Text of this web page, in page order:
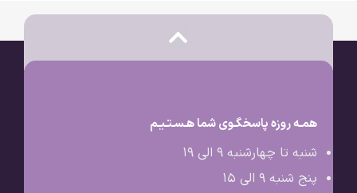
همـه روزه پاسخگـوی شما هـسـتـیـم
شنبه تا چهارشنبه 9 الی ۱۹
پنج شنبه 9 الی ۱۵